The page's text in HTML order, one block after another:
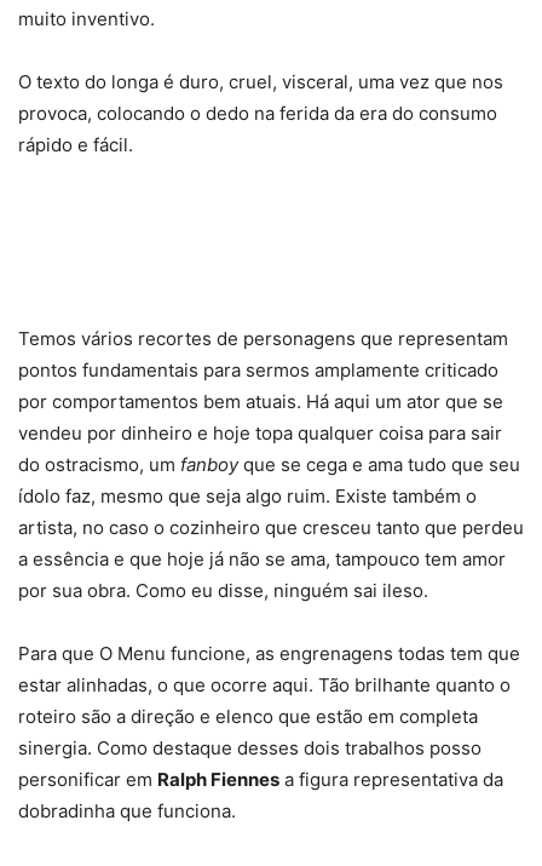
muito inventivo.
O texto do longa é duro, cruel, visceral, uma vez que nos
provoca, colocando o dedo na ferida da era do consumo
rápido e fácil.
Temos vários recortes de personagens que representam
pontos fundamentais para sermos amplamente criticado
por comportamentos bem atuais. Há aqui um ator que se
vendeu por dinheiro e hoje topa qualquer coisa para sair
do ostracismo, um fanboyque se cega e ama tudo que seu
ídolo faz, mesmo que seja algo ruim. Existe também o
artista, no caso o cozinheiro que cresceu tanto que perdeu
a essência e que hoje já não se ama, tampouco tem amor
por sua obra. Como eu disse, ninguém sai ileso.
Para que O Menu funcione, as engrenagens todas tem que
estar alinhadas, o que ocorre aqui. Tão brilhante quanto o
roteiro são a direção e elenco que estão em completa
sinergia. Como destaque desses dois trabalhos posso
personificar em Ralph Fiennes a figura representativa da
dobradinha que funciona.